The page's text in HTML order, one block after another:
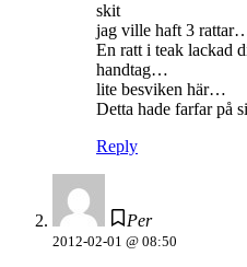
skit
jag ville haft 3
En ratt i teak lackad
handtag…
lite besviken här…
Detta hade farfar på
Reply
Per
2012-02-01 @ 08:50